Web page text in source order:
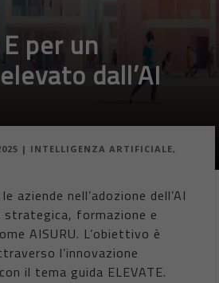
per un
dall’AI
| INTELLIGENZA ARTIFICIALE,
aziende nell’adozione dell’AI
formazione e
AISURU. L’obiettivo è
l’innovazione
il tema guida ELEVATE.